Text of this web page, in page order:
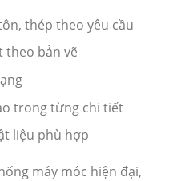
thép theo yêu cầu
theo bản vẽ
trong từng chi tiết
liệu phù hợp
máy móc hiện đại,